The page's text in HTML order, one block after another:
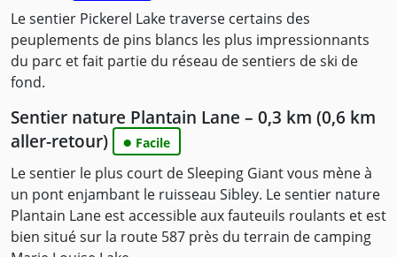
Le sentier Pickerel Lake traverse certains des
peuplements de pins blancs les plus impressionnants
du parc et fait partie du réseau de sentiers de ski de
fond.
Sentier nature Plantain Lane – 0,3 km (0,6 km
aller-retour)
● Facile
Le sentier le plus court de Sleeping Giant vous mène à
un pont enjambant le ruisseau Sibley. Le sentier nature
Plantain Lane est accessible aux fauteuils roulants et est
bien situé sur la route 587 près du terrain de camping